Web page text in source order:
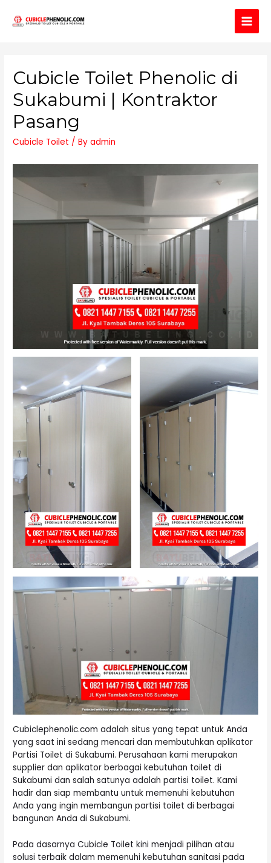
Main
Cubicle Toilet Phenolic di
Sukabumi | Kontraktor
Pasang
Cubicle Toilet / Byadmin
Cubiclephenolic.com adalah situs yang tepat untuk Anda
yang saat ini sedang mencari dan membutuhkan aplikator
Partisi Toilet di Sukabumi. Perusahaan kami merupakan
supplier dan aplikator berbagai kebutuhan toilet di
Sukabumi dan salah satunya adalah partisi toilet. Kami
hadir dan siap membantu untuk memenuhi kebutuhan
Anda yang ingin membangun partisi toilet di berbagai
bangunan Anda di Sukabumi.
Pada dasarnya Cubicle Toilet kini menjadi pilihan atau
solusi terbaik dalam memenuhi kebutuhan sanitasi pada